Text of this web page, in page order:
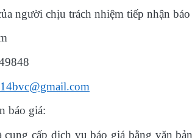
người chịu trách nhiệm tiếp nhận báo
báo giá:
cấp dịch vụ báo giá bằng văn